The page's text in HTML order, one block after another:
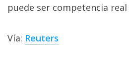
puede ser competencia real
Vía: Reuters